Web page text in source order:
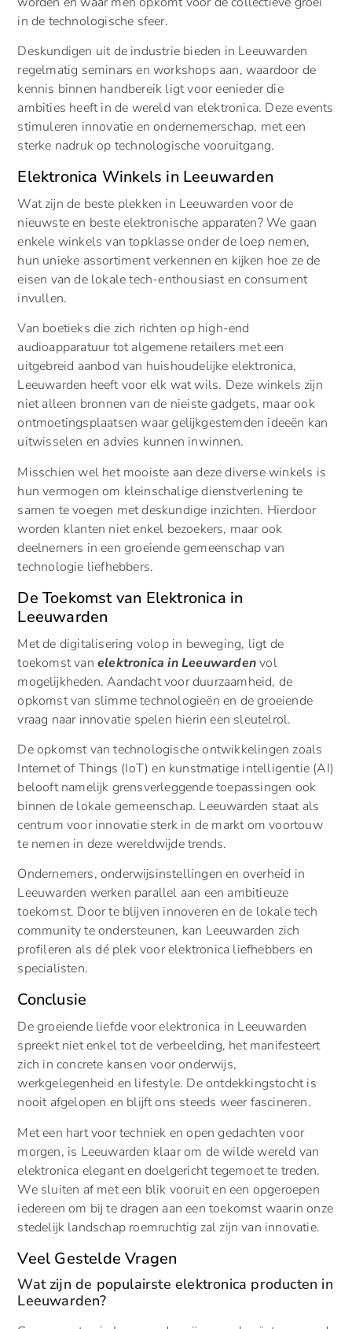
in de technologische sfeer.
Deskundigen uit de industrie bieden in Leeuwarden
regelmatig seminars en workshops aan, waardoor de
kennis binnen handbereik ligt voor eenieder die
ambities heeft in de wereld van elektronica. Deze events
stimuleren innovatie en ondernemerschap, met een
sterke nadruk op technologische vooruitgang.
Elektronica Winkels in Leeuwarden
Wat zijn de beste plekken in Leeuwarden voor de
nieuwste en beste elektronische apparaten? We gaan
enkele winkels van topklasse onder de loep nemen,
hun unieke assortiment verkennen en kijken hoe ze de
eisen van de lokale tech-enthousiast en consument
invullen.
Van boetieks die zich richten op high-end
audioapparatuur tot algemene retailers met een
uitgebreid aanbod van huishoudelijke elektronica,
Leeuwarden heeft voor elk wat wils. Deze winkels zijn
niet alleen bronnen van de nieiste gadgets, maar ook
ontmoetingsplaatsen waar gelijkgestemden ideeën kan
uitwisselen en advies kunnen inwinnen.
Misschien wel het mooiste aan deze diverse winkels is
hun vermogen om kleinschalige dienstverlening te
samen te voegen met deskundige inzichten. Hierdoor
worden klanten niet enkel bezoekers, maar ook
deelnemers in een groeiende gemeenschap van
technologie liefhebbers.
De Toekomst van Elektronica in
Leeuwarden
Met de digitalisering volop in beweging, ligt de
toekomst van elektronica in Leeuwardenvol
mogelijkheden. Aandacht voor duurzaamheid, de
opkomst van slimme technologieën en de groeiende
vraag naar innovatie spelen hierin een sleutelrol.
De opkomst van technologische ontwikkelingen zoals
Internet of Things (IoT) en kunstmatige intelligentie (AI)
belooft namelijk grensverleggende toepassingen ook
binnen de lokale gemeenschap. Leeuwarden staat als
centrum voor innovatie sterk in de markt om voortouw
te nemen in deze wereldwijde trends.
Ondernemers, onderwijsinstellingen en overheid in
Leeuwarden werken parallel aan een ambitieuze
toekomst. Door te blijven innoveren en de lokale tech
community te ondersteunen, kan Leeuwarden zich
profileren als dé plek voor elektronica liefhebbers en
specialisten.
Conclusie
De groeiende liefde voor elektronica in Leeuwarden
spreekt niet enkel tot de verbeelding, het manifesteert
zich in concrete kansen voor onderwijs,
werkgelegenheid en lifestyle. De ontdekkingstocht is
nooit afgelopen en blijft ons steeds weer fascineren.
Met een hart voor techniek en open gedachten voor
morgen, is Leeuwarden klaar om de wilde wereld van
elektronica elegant en doelgericht tegemoet te treden.
We sluiten af met een blik vooruit en een opgeroepen
iedereen om bij te dragen aan een toekomst waarin onze
stedelijk landschap roemruchtig zal zijn van innovatie.
Veel Gestelde Vragen
Wat zijn de populairste elektronica producten in
Leeuwarden?